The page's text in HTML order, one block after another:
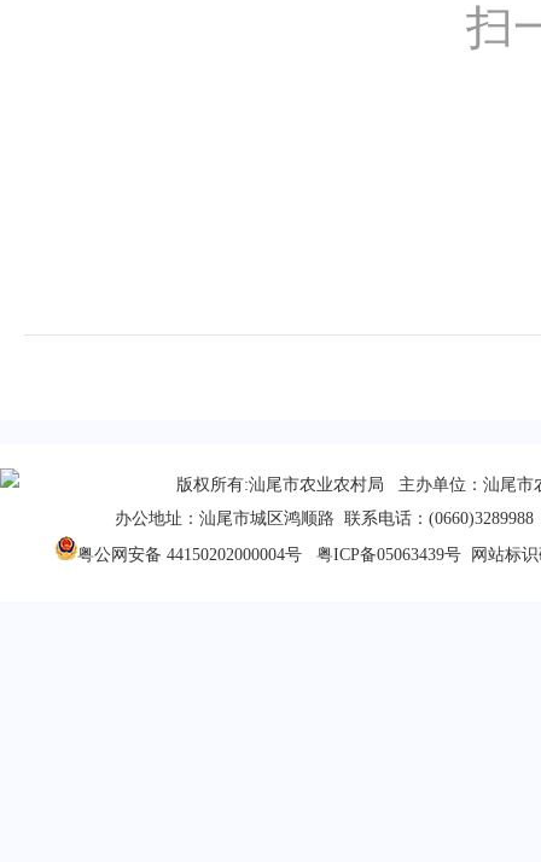
扫
版权所有:汕尾市农业农村局 主办单位：汕尾市
办公地址：汕尾市城区鸿顺路 联系电话：(0660)3289988
粤公网安备 44150202000004号
粤ICP备05063439号网站标识